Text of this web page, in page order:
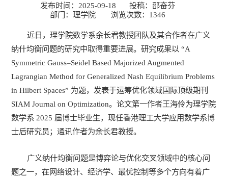
发布时间：2025-09-18
投稿：邵奋芬
部门：理学院
浏览次数： 1346
近日，理学院数学系余长君教授团队及其合作者在广义
纳什均衡问题的研究中取得重要进展。研究成果以 “A
Symmetric Gauss–Seidel Based Majorized Augmented
Lagrangian Method for Generalized Nash Equilibrium Problems
in Hilbert Spaces” 为题，发表于运筹优化领域国际顶级期刊
SIAM Journal on Optimization。论文第一作者王海伶为理学院
数学系 2025 届博士毕业生，现任香港理工大学应用数学系博
士后研究员；通讯作者为余长君教授。
广义纳什均衡问题是博弈论与优化交叉领域中的核心问
题之一，在网络设计、经济学、最优控制等多个方向有着广